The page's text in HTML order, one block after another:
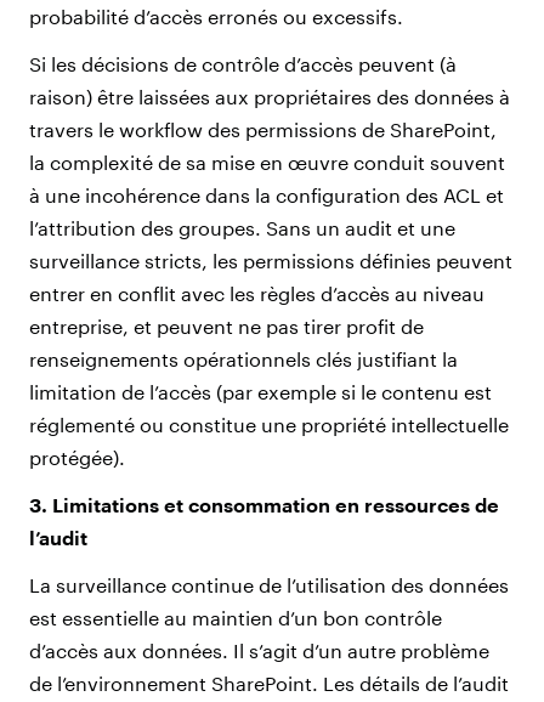
probabilité d’accès erronés ou excessifs.
Si les décisions de contrôle d’accès peuvent (à
raison) être laissées aux propriétaires des données à
travers le workflow des permissions de SharePoint,
la complexité de sa mise en œuvre conduit souvent
à une incohérence dans la configuration des ACL et
l’attribution des groupes. Sans un audit et une
surveillance stricts, les permissions définies peuvent
entrer en conflit avec les règles d’accès au niveau
entreprise, et peuvent ne pas tirer profit de
renseignements opérationnels clés justifiant la
limitation de l’accès (par exemple si le contenu est
réglementé ou constitue une propriété intellectuelle
protégée).
3. Limitations et consommation en ressources de
l’audit
La surveillance continue de l’utilisation des données
est essentielle au maintien d’un bon contrôle
d’accès aux données. Il s’agit d’un autre problème
de l’environnement SharePoint. Les détails de l’audit